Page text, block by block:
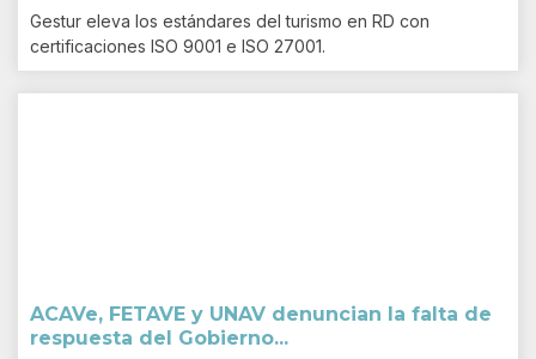
Gestur eleva los estándares del turismo en RD con
certificaciones ISO 9001 e ISO 27001.
ACAVe, FETAVE y UNAV denuncian la falta de
respuesta del Gobierno...